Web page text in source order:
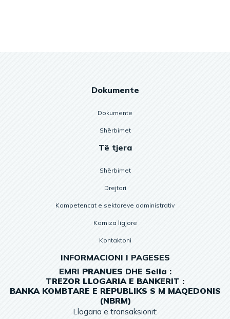
Dokumente
Dokumente
Shërbimet
Të tjera
Shërbimet
Drejtori
Kompetencat e sektorëve administrativ
Korniza ligjore
Kontaktoni
INFORMACIONI I PAGESES
EMRI PRANUES DHE Selia :
TREZOR LLOGARIA E BANKERIT :
BANKA KOMBTARE E REPUBLIKS S M MAQEDONIS
(NBRM)
Llogaria e transaksionit: